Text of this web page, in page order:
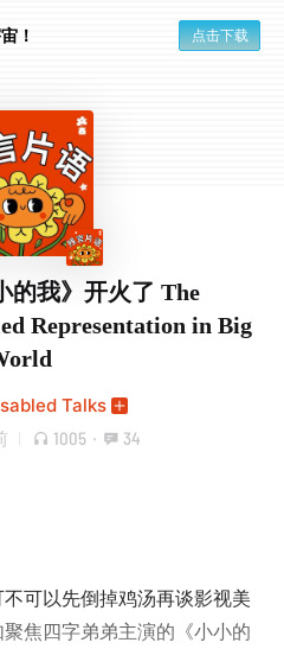
！ 点击下载
的我》开火了 The
Representation in Big
Talks
1005 · 34
可以先倒掉鸡汤再谈影视美
焦四字弟弟主演的《小小的